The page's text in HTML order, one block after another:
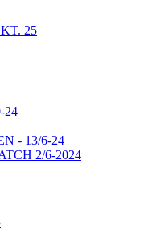
25
24
- 13/6-24
2/6-2024